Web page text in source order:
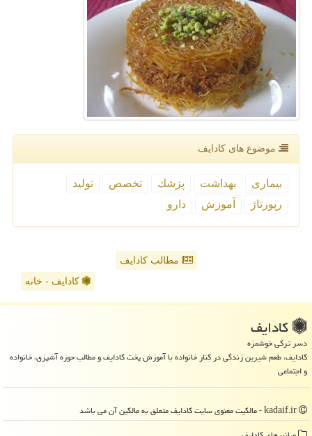
موضوع های كادایف
بیماری بهداشت پزشك تخصص
تولید
رپورتاژ
آموزش دارو
مطالب کادایف
کادایف - خانه
كادایف
دسر ترکی خوشمزه
کادایف، طعم شیرین زندگی در کنار خانواده با آموزش پخت کادایف و مطالب حوزه آشپزی، خانواده
و اجتماعی